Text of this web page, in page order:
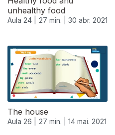
unhealthy food
Aula 24 | 27 min. | 30 abr. 2021
The house
Aula 26 | 27 min. | 14 mai. 2021